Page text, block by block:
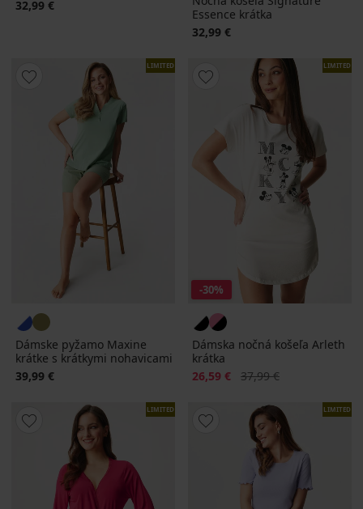
32,99 €
Essence krátka
32,99 €
LIMITED
Dámske pyžamo Maxine
krátke s krátkymi nohavicami
39,99 €
LIMITED
-30%
Dámska nočná košeľa Arleth
krátka
Zľava
26,59 € Pôvodná cena
37,99 €
LIMITED LIMITED